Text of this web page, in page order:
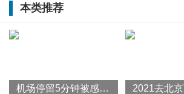
学技术进步奖，让中国两轮电动车的原
充分肯定。
载誉满满的背后，是绿源发展史上一
本类推荐
机场停留5分钟被感染是真的吗 南京禄口机场属于哪里管辖的